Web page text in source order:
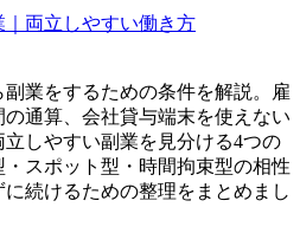
両立しやすい働き方
業をするための条件を解説。雇
通算、会社貸与端末を使えない
しやすい副業を見分ける4つの
スポット型・時間拘束型の相性
続けるための整理をまとめまし